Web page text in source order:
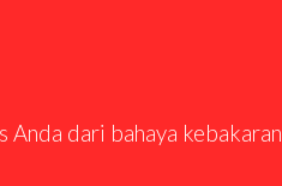
dari bahaya kebakaran